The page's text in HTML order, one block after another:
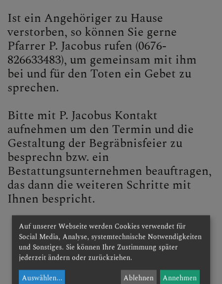
Ist ein Angehöriger zu Hause
verstorben, so können Sie gerne
Pfarrer P. Jacobus rufen (0676-
826633483), um gemeinsam mit ihm
bei und für den Toten ein Gebet zu
sprechen.
Bitte mit P. Jacobus Kontakt
aufnehmen um den Termin und die
Gestaltung der Begräbnisfeier zu
besprechn bzw. ein
Bestattungsunternehmen beauftragen,
das dann die weiteren Schritte mit
Ihnen bespricht.
Auf unserer Webseite werden Cookies verwendet für
Social Media, Analyse, systemtechnische Notwendigkeiten
und Sonstiges. Sie können Ihre Zustimmung später
jederzeit ändern oder zurückziehen.
Auswählen... Ablehnen Annehmen